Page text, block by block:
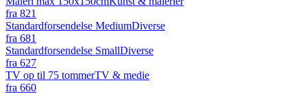
fra 821
Standardforsendelse MediumDiverse
fra 681
Standardforsendelse SmallDiverse
fra 627
TV op til 75 tommerTV & medie
fra 660